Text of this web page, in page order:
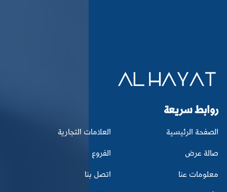
روابط سريعة
الصفحة الرئيسية العلامات التجارية
صالة عرض الفروع
معلومات عنا اتصل بنا